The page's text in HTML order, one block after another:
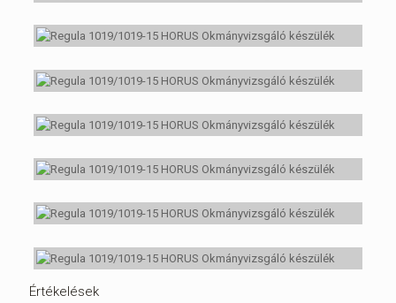
Értékelések